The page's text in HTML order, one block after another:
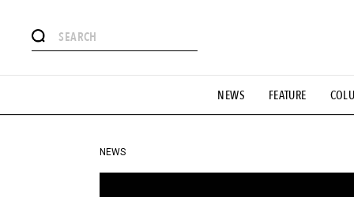
NEWS FEATURE
#憧れの逸品 #ESSENTIAL
#GH 銘品の所以 #フイナムのYouTube #Commune H
#HANDSOME HANDBOOK
NEWS